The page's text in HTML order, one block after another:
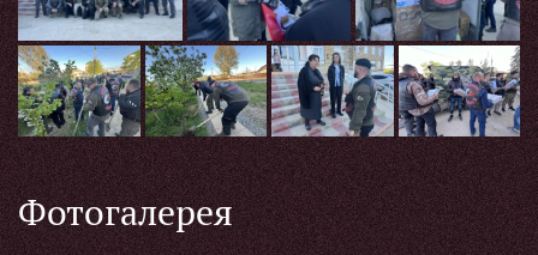
Фотогалерея